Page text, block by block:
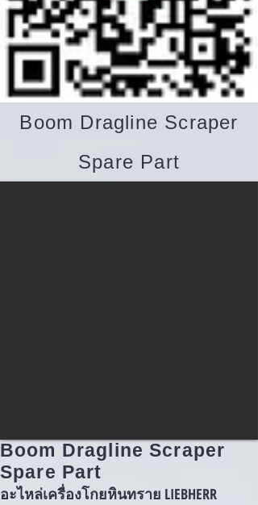
Boom Dragline Scraper
Spare Part
Boom Dragline Scraper
Spare Part
อะไหล่เครื่องโกยหินทราย LIEBHERR